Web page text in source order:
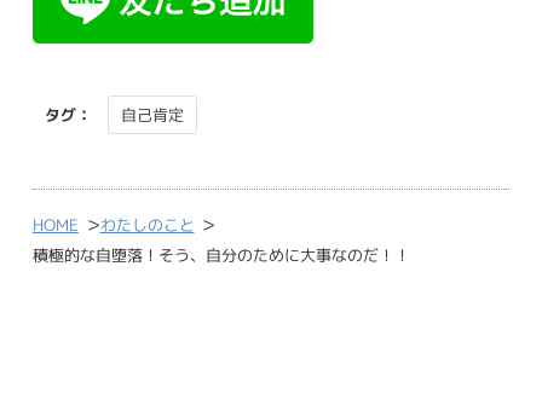
タグ： 自己肯定
HOME >わたしのこと >
積極的な自堕落！そう、自分のために大事なのだ！！